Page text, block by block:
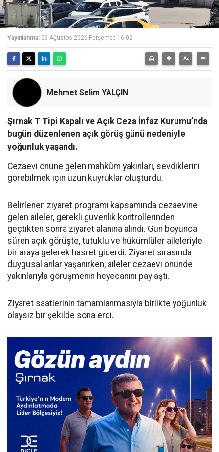
Yayınlanma: 06 Ağustos 2026 Perşembe 16:02
Mehmet Selim YALÇIN
Şırnak T Tipi Kapalı ve Açık Ceza İnfaz Kurumu’nda
bugün düzenlenen açık görüş günü nedeniyle
yoğunluk yaşandı.
Cezaevi önüne gelen mahkûm yakınları, sevdiklerini
görebilmek için uzun kuyruklar oluşturdu.
​Belirlenen ziyaret programı kapsamında cezaevine
gelen aileler, gerekli güvenlik kontrollerinden
geçtikten sonra ziyaret alanına alındı. Gün boyunca
süren açık görüşte, tutuklu ve hükümlüler aileleriyle
bir araya gelerek hasret giderdi. Ziyaret sırasında
duygusal anlar yaşanırken, aileler cezaevi önünde
yakınlarıyla görüşmenin heyecanını paylaştı.
​Ziyaret saatlerinin tamamlanmasıyla birlikte yoğunluk
olaysız bir şekilde sona erdi.